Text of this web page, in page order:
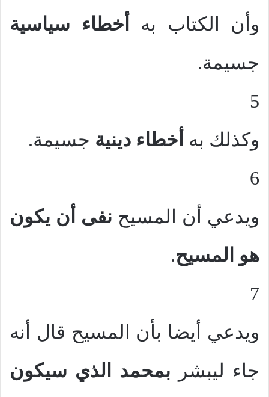
وأن الكتاب به
أخطاء سياسية
جسيمة.
5
وكذلك به أخطاء دينية جسيمة.
6
ويدعي أن المسيح نفى أن يكون
هو المسيح.
7
ويدعي أيضا بأن المسيح قال أنه
جاء ليبشر بمحمد الذي سيكون